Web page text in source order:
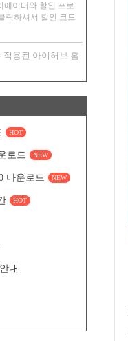
에이터와 할인 프로
릭하셔서 할인 코드
적용된 아이허브 홈
HOT
로드 NEW
다운로드 NEW
HOT
내